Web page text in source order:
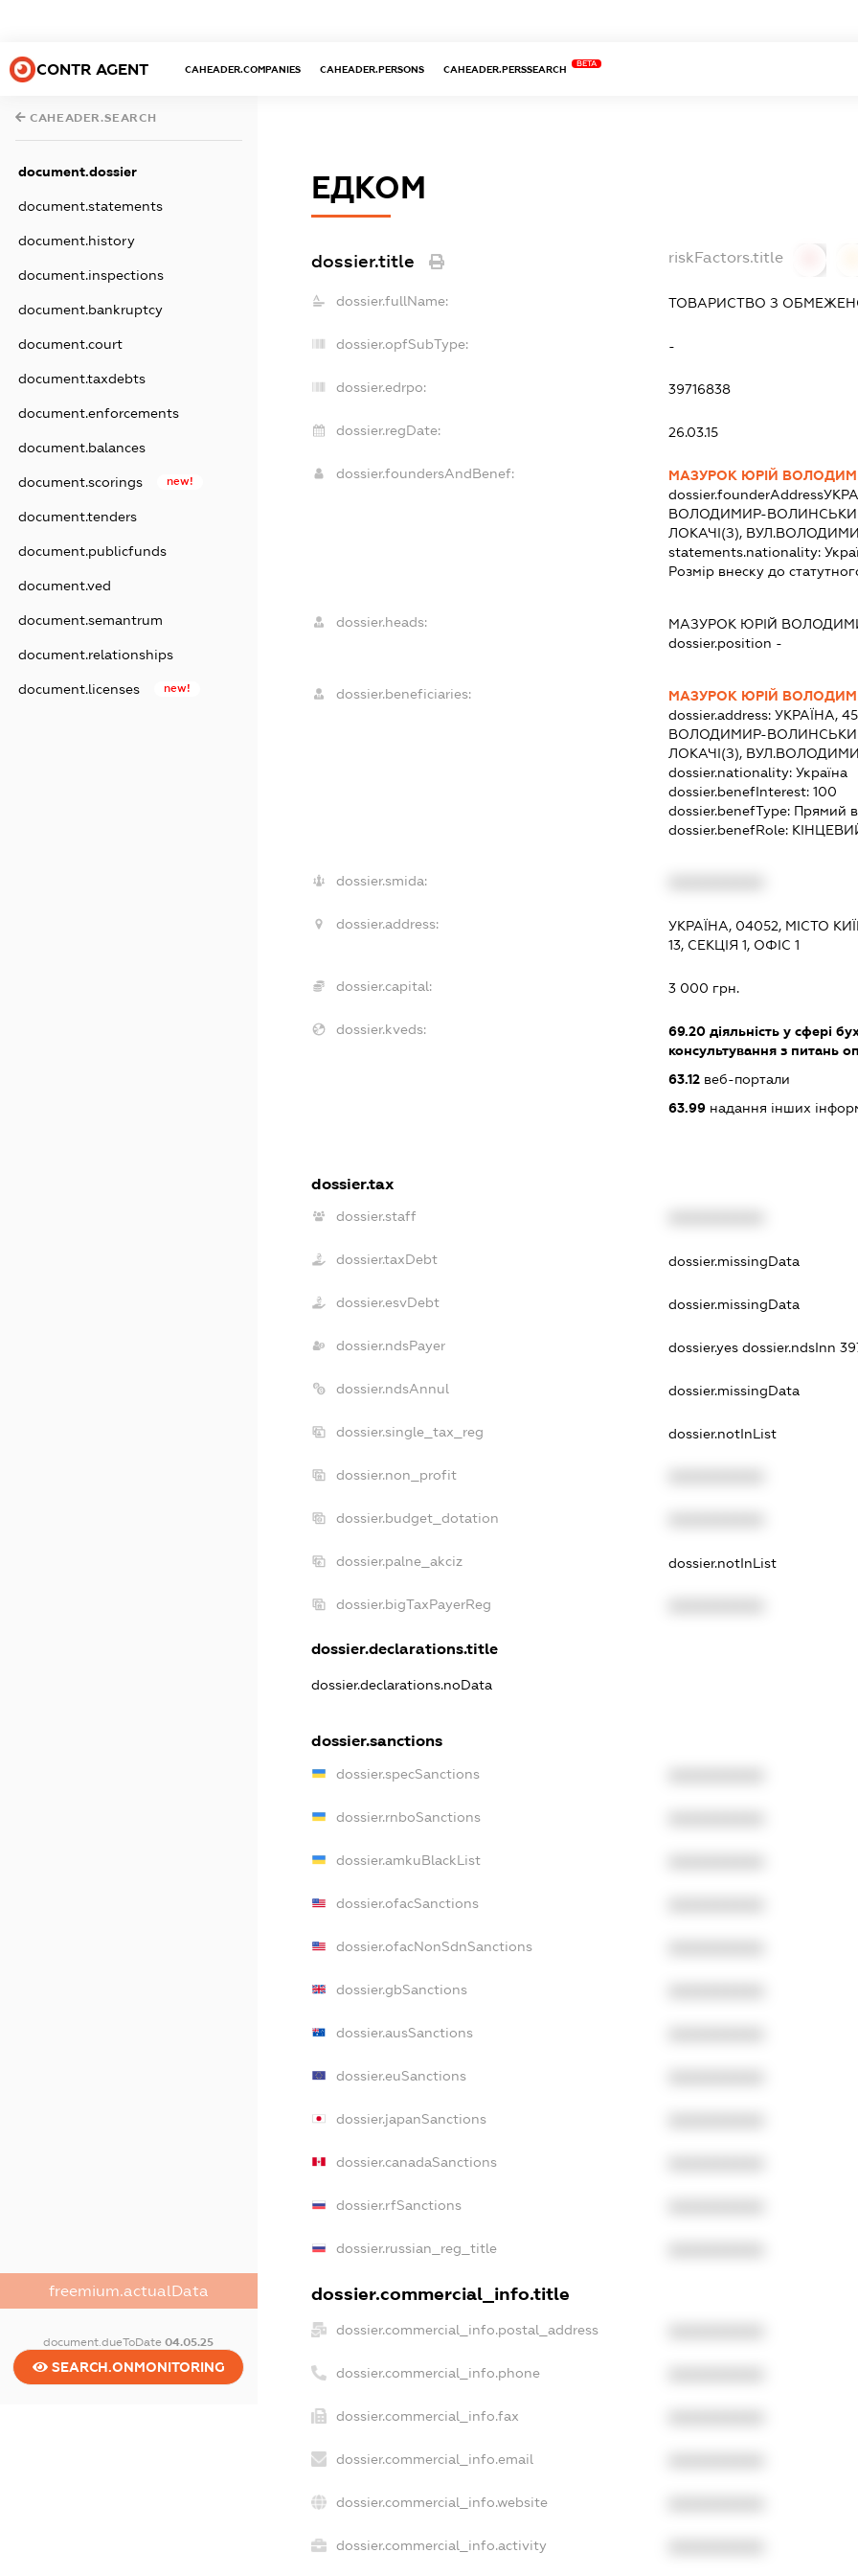
CONTR AGENT CAHEADER.COMPANIES CAHEADER.PERSONS CAHEADER.PERSSEARCH
BETA
CAHEADER.SEARCH
document.dossier
document.statements
document.history
document.inspections
document.bankruptcy
document.court
document.taxdebts
document.enforcements
document.balances
document.scorings new!
document.tenders
document.publicfunds
document.ved
document.semantrum
document.relationships
document.licenses new!
freemium.actualData
document.dueToDate04.05.25
SEARCH.ONMONITORING
ЕДКОМ
dossier.title riskFactors.title
dossier.fullName: ТОВАРИСТВО З
dossier.opfSubType: -
dossier.edrpo: 39716838
dossier.regDate: 26.03.15
dossier.foundersAndBenef:
МАЗУРОК ЮРІЙ
dossier.founderAddress
ВОЛОДИМИР-
ЛОКАЧІ(З),
statements.nationality:
Розмір внеску до
dossier.heads: МАЗУРОК ЮРІЙ
dossier.position -
dossier.beneficiaries:
МАЗУРОК ЮРІЙ
dossier.address: УКРАЇНА,
ВОЛОДИМИР-
ЛОКАЧІ(З),
dossier.nationality: Україна
dossier.benefInterest: 100
dossier.benefType: Прямий
dossier.benefRole:
dossier.smida:
dossier.address:
УКРАЇНА, 04052, МІСТО
13, СЕКЦІЯ 1, ОФІС 1
dossier.capital: 3 000 грн.
dossier.kveds: 69.20діяльність у сфері
консультування з питань
63.12веб-портали
63.99надання інших
dossier.tax
dossier.staff
dossier.taxDebt dossier.missingData
dossier.esvDebt dossier.missingData
dossier.ndsPayer dossier.yes dossier.ndsInn
dossier.ndsAnnul dossier.missingData
dossier.single_tax_reg dossier.notInList
dossier.non_profit
dossier.budget_dotation
dossier.palne_akciz dossier.notInList
dossier.bigTaxPayerReg
dossier.declarations.title
dossier.declarations.noData
dossier.sanctions
dossier.specSanctions
dossier.rnboSanctions
dossier.amkuBlackList
dossier.ofacSanctions
dossier.ofacNonSdnSanctions
dossier.gbSanctions
dossier.ausSanctions
dossier.euSanctions
dossier.japanSanctions
dossier.canadaSanctions
dossier.rfSanctions
dossier.russian_reg_title
dossier.commercial_info.title
dossier.commercial_info.postal_address
dossier.commercial_info.phone
dossier.commercial_info.fax
dossier.commercial_info.email
dossier.commercial_info.website
dossier.commercial_info.activity